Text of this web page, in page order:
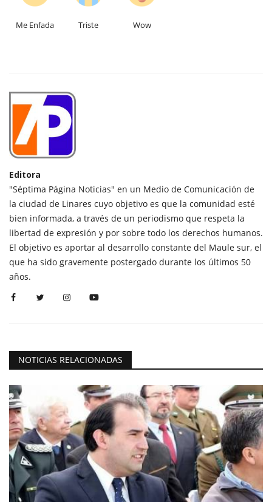
Me Enfada Triste Wow
Editora
"Séptima Página Noticias" en un Medio de Comunicación de
la ciudad de Linares cuyo objetivo es que la comunidad esté
bien informada, a través de un periodismo que respeta la
libertad de expresión y por sobre todo los derechos humanos.
El objetivo es aportar al desarrollo constante del Maule sur, el
que ha sido gravemente postergado durante los últimos 50
años.
NOTICIAS RELACIONADAS